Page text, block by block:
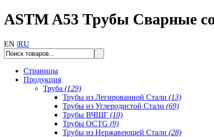
ASTM A53 Трубы Сварные
EN |RU
Страницы
Продукция
Труба (129)
Трубы из Легированной Стали (13)
Трубы из Углеродистой Стали (69)
Трубы ВЧШГ (10)
Трубы OCTG (9)
Трубы из Нержавеющей Стали (28)